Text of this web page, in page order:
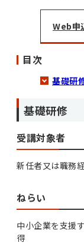
Web申
目次
基礎研
基礎研修
受講対象者
新任者又は職務
ねらい
中小企業を支援
得